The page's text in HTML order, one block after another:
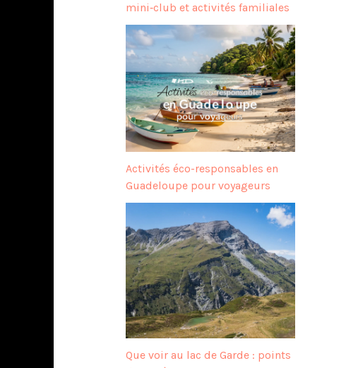
mini‑club et activités familiales
Activités éco-responsables en
Guadeloupe pour voyageurs
Que voir au lac de Garde : points